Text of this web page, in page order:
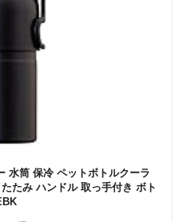
水筒 保冷 ペットボトルクーラ
たみ ハンドル 取っ手付き ボト